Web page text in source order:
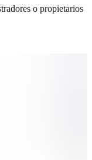
o propietarios